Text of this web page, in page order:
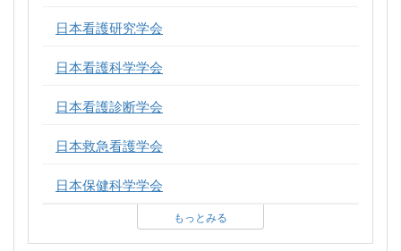
日本看護研究学会
日本看護科学学会
日本看護診断学会
日本救急看護学会
日本保健科学学会
もっとみる